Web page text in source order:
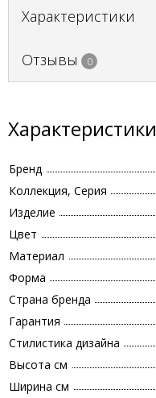
Характеристики
Отзывы 0
Характеристики
Бренд
Коллекция, Серия
Изделие
Цвет
Материал
Форма
Страна бренда
Гарантия
Стилистика дизайна
Высота см
Ширина см